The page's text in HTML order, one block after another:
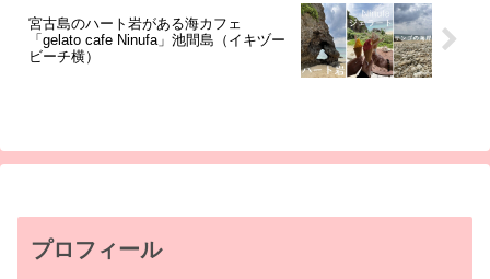
宮古島のハート岩がある海カフェ
「gelato cafe Ninufa」池間島（イキヅー
ビーチ横）
プロフィール